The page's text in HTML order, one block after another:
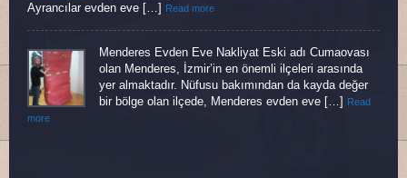
Ayrancılar evden eve […]
Read more
Menderes Evden Eve Nakliyat Eski adı Cumaovası
olan Menderes, İzmir’in en önemli ilçeleri arasında
yer almaktadır. Nüfusu bakımından da kayda değer
bir bölge olan ilçede, Menderes evden eve […]
Read
more